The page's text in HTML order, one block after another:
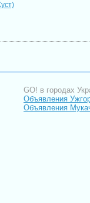
GO! в городах
Объявления
Объявления